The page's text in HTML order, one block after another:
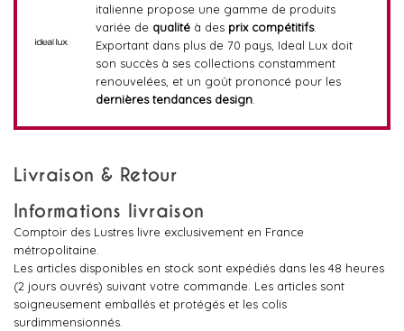
italienne propose une gamme de produits
variée de qualitéà des prix compétitifs.
Exportant dans plus de 70 pays, Ideal Lux doit
son succès à ses collections constamment
renouvelées, et un goût prononcé pour les
dernières tendances design.
Livraison & Retour
Informations livraison
Comptoir des Lustres livre exclusivement en France
métropolitaine.
Les articles disponibles en stock sont expédiés dans les 48 heures
(2 jours ouvrés) suivant votre commande. Les articles sont
soigneusement emballés et protégés et les colis
surdimmensionnés.